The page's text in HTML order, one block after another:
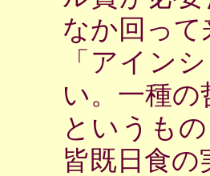
なか回っ
「アイン
い。一種
というも
皆既日食